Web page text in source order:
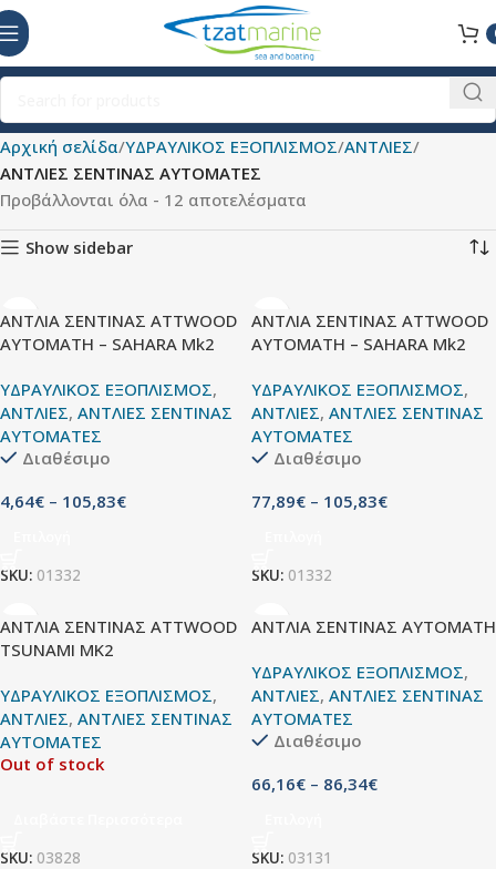
Αρχική σελίδα ΥΔΡΑΥΛΙΚΟΣ ΕΞΟΠΛΙΣΜΟΣ ΑΝΤΛΙΕΣ
ΑΝΤΛΙΕΣ ΣΕΝΤΙΝΑΣ ΑΥΤΟΜΑΤΕΣ
Προβάλλονται όλα - 12 αποτελέσματα
Show sidebar
ΑΝΤΛΙΑ ΣΕΝΤΙΝΑΣ ATTWOOD
AYTΟΜΑΤΗ – SAHARA Mk2
ΥΔΡΑΥΛΙΚΟΣ ΕΞΟΠΛΙΣΜΟΣ,
ΑΝΤΛΙΕΣ, ΑΝΤΛΙΕΣ ΣΕΝΤΙΝΑΣ
ΑΥΤΟΜΑΤΕΣ
Διαθέσιμο
4,64€ – 105,83€
SKU: 01332
ΑΝΤΛΙΑ ΣΕΝΤΙΝΑΣ ATTWOOD
AYTΟΜΑΤΗ – SAHARA Mk2
ΥΔΡΑΥΛΙΚΟΣ ΕΞΟΠΛΙΣΜΟΣ,
ΑΝΤΛΙΕΣ, ΑΝΤΛΙΕΣ ΣΕΝΤΙΝΑΣ
ΑΥΤΟΜΑΤΕΣ
Διαθέσιμο
77,89€ – 105,83€
SKU: 01332
ΑΝΤΛΙΑ ΣΕΝΤΙΝΑΣ ATTWOOD
TSUNAMI MK2
ΥΔΡΑΥΛΙΚΟΣ ΕΞΟΠΛΙΣΜΟΣ,
ΑΝΤΛΙΕΣ, ΑΝΤΛΙΕΣ ΣΕΝΤΙΝΑΣ
ΑΥΤΟΜΑΤΕΣ
Out of stock
SKU: 03828
ΑΝΤΛΙΑ ΣΕΝΤΙΝΑΣ ΑΥΤΟΜΑΤΗ
ΥΔΡΑΥΛΙΚΟΣ ΕΞΟΠΛΙΣΜΟΣ,
ΑΝΤΛΙΕΣ, ΑΝΤΛΙΕΣ ΣΕΝΤΙΝΑΣ
ΑΥΤΟΜΑΤΕΣ
Διαθέσιμο
66,16€ – 86,34€
SKU: 03131